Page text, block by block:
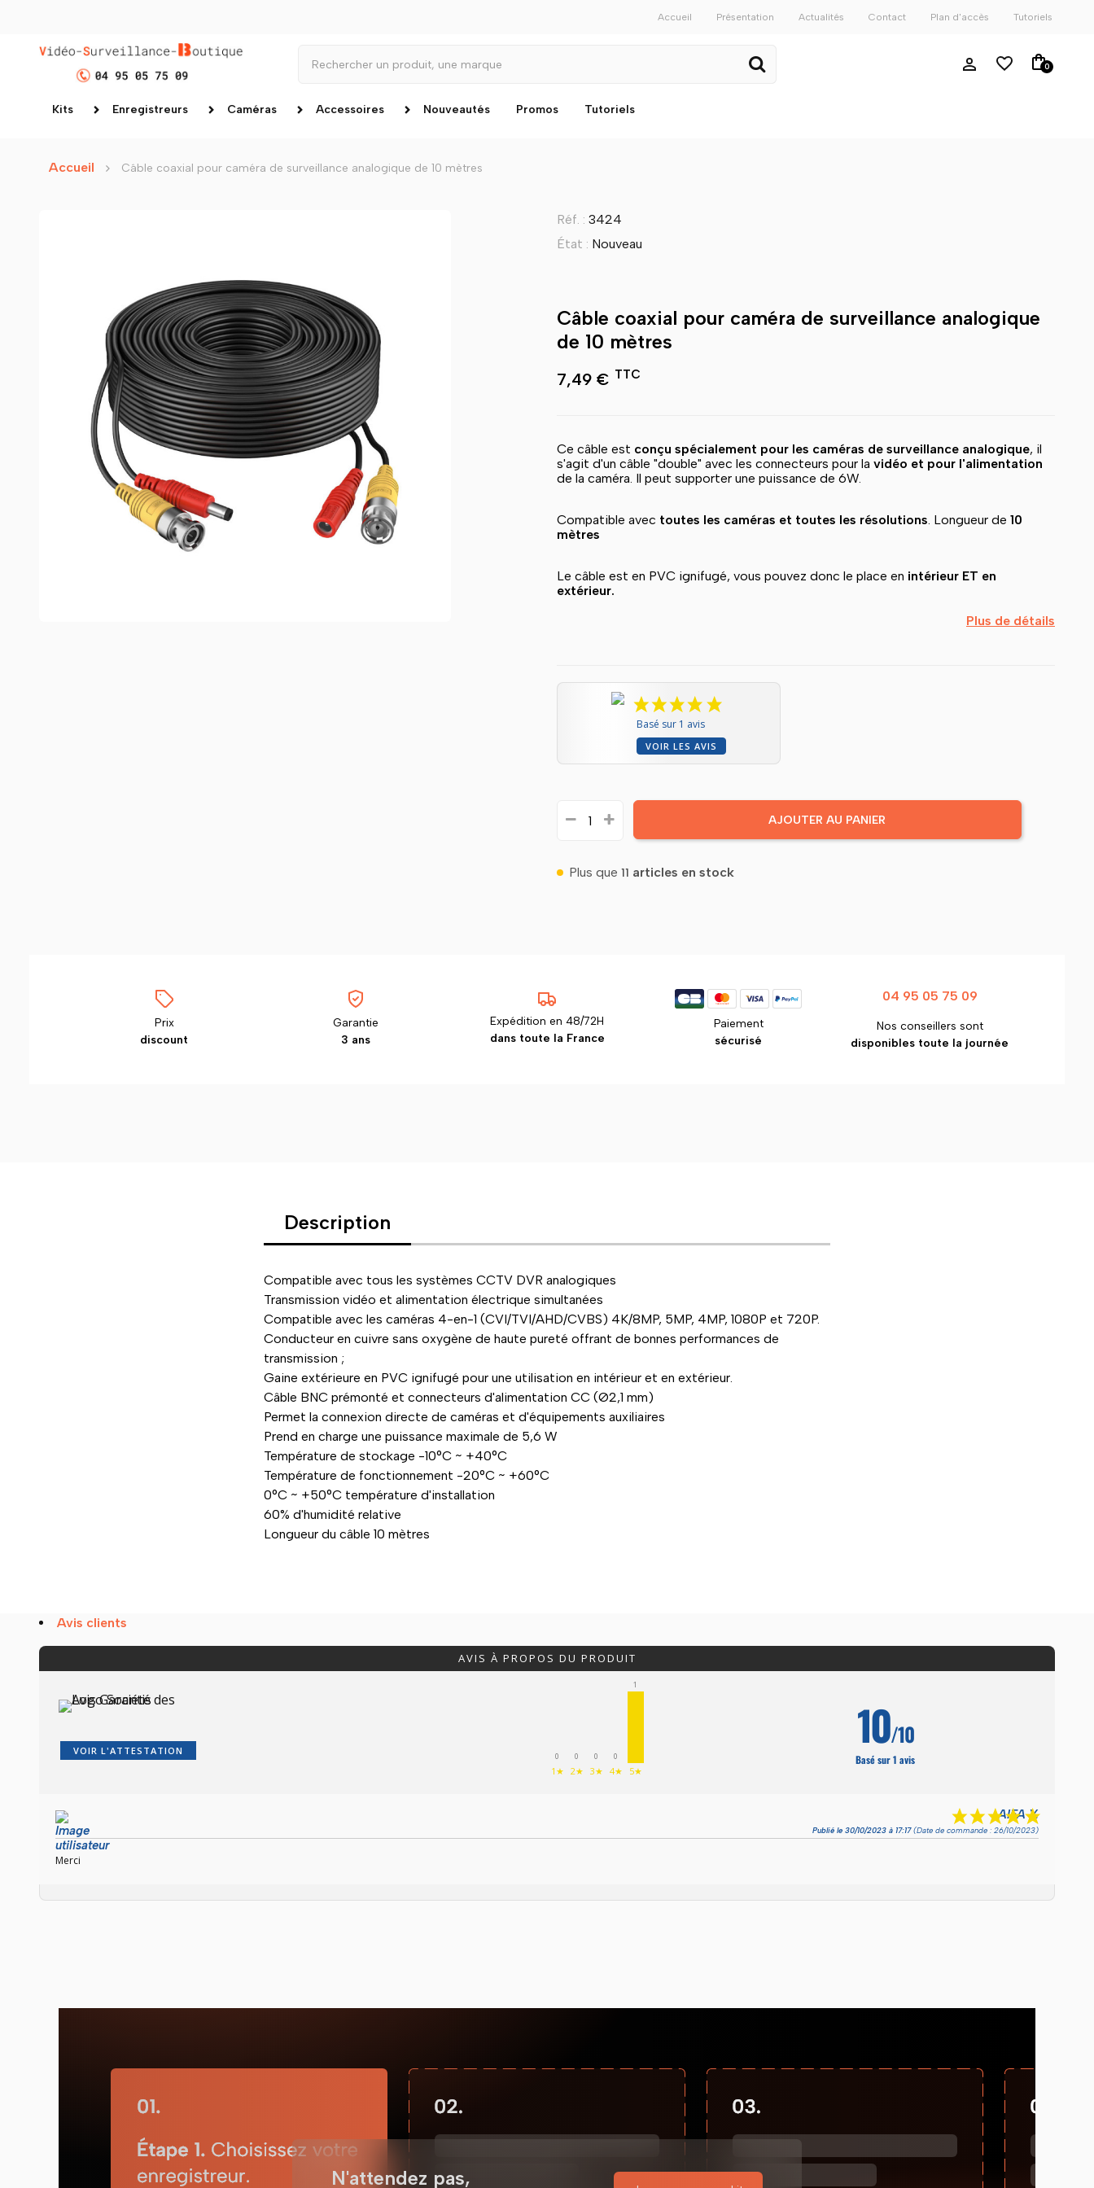
Accueil Présentation Actualités Contact Plan d'accès Tutoriels
0
Kits Enregistreurs Caméras Accessoires Nouveautés Promos Tutoriels
Accueil Câble coaxial pour caméra de surveillance analogique de 10 mètres
Réf. : 3424
État : Nouveau
Câble coaxial pour caméra de surveillance analogique
de 10 mètres
7,49 € TTC
Ce câble est conçu spécialement pour les caméras de surveillance analogique, il
s'agit d'un câble "double" avec les connecteurs pour la vidéo et pour l'alimentation
de la caméra. Il peut supporter une puissance de 6W.
Compatible avec toutes les caméras et toutes les résolutions. Longueur de 10
mètres
Le câble est en PVC ignifugé, vous pouvez donc le place en intérieur ET en
extérieur.
Plus de détails
Basé sur 1 avis
VOIR LES AVIS
AJOUTER AU PANIER
Plus que 11 articles en stock
Prix
discount
Garantie
3 ans
Expédition en 48/72H
dans toute la France
Paiement
sécurisé
04 95 05 75 09
Nos conseillers sont
disponibles toute la journée
Description
Compatible avec tous les systèmes CCTV DVR analogiques
Transmission vidéo et alimentation électrique simultanées
Compatible avec les caméras 4-en-1 (CVI/TVI/AHD/CVBS) 4K/8MP, 5MP, 4MP, 1080P et 720P.
Conducteur en cuivre sans oxygène de haute pureté offrant de bonnes performances de
transmission ;
Gaine extérieure en PVC ignifugé pour une utilisation en intérieur et en extérieur.
Câble BNC prémonté et connecteurs d'alimentation CC (Ø2,1 mm)
Permet la connexion directe de caméras et d'équipements auxiliaires
Prend en charge une puissance maximale de 5,6 W
Température de stockage -10°C ~ +40°C
Température de fonctionnement -20°C ~ +60°C
0°C ~ +50°C température d'installation
60% d'humidité relative
Longueur du câble 10 mètres
Avis clients
AVIS À PROPOS DU PRODUIT
VOIR L'ATTESTATION 0
1★
0
2★
0
3★
0
4★
1
5★
10/10
Basé sur 1 avis
AIFA Y.
Publié le 30/10/2023 à 17:17(Date de commande : 26/10/2023)
Merci
N'attendez pas,